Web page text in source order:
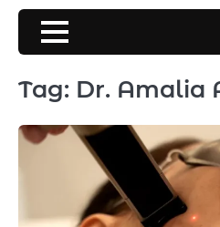
Skip
content
Tag: Dr. Amalia